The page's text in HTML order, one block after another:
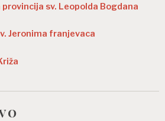
sv. Leopolda Bogdana
Jeronima franjevaca